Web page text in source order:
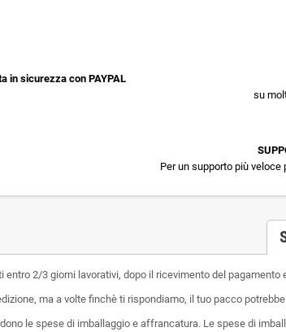
in sicurezza con PAYPAL
su
Per un supporto più
2/3 giorni lavorativi, dopo il ricevimento del pagamento
ma a volte finchè ti rispondiamo, il tuo pacco
le spese di imballaggio e affrancatura. Le spese di